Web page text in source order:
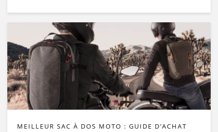
MEILLEUR SAC À DOS MOTO : GUIDE D’ACHAT